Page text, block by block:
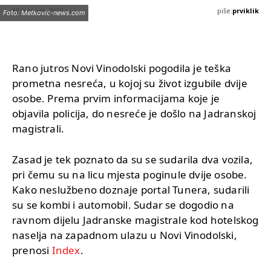
13 Januara, 2025 piše:prviklik
Foto: Metkovic-news.com
Rano jutros Novi Vinodolski pogodila je teška
prometna nesreća, u kojoj su život izgubile dvije
osobe. Prema prvim informacijama koje je
objavila policija, do nesreće je došlo na Jadranskoj
magistrali.
Zasad je tek poznato da su se sudarila dva vozila,
pri čemu su na licu mjesta poginule dvije osobe.
Kako neslužbeno doznaje portal Tunera, sudarili
su se kombi i automobil. Sudar se dogodio na
ravnom dijelu Jadranske magistrale kod hotelskog
naselja na zapadnom ulazu u Novi Vinodolski,
prenosi Index.